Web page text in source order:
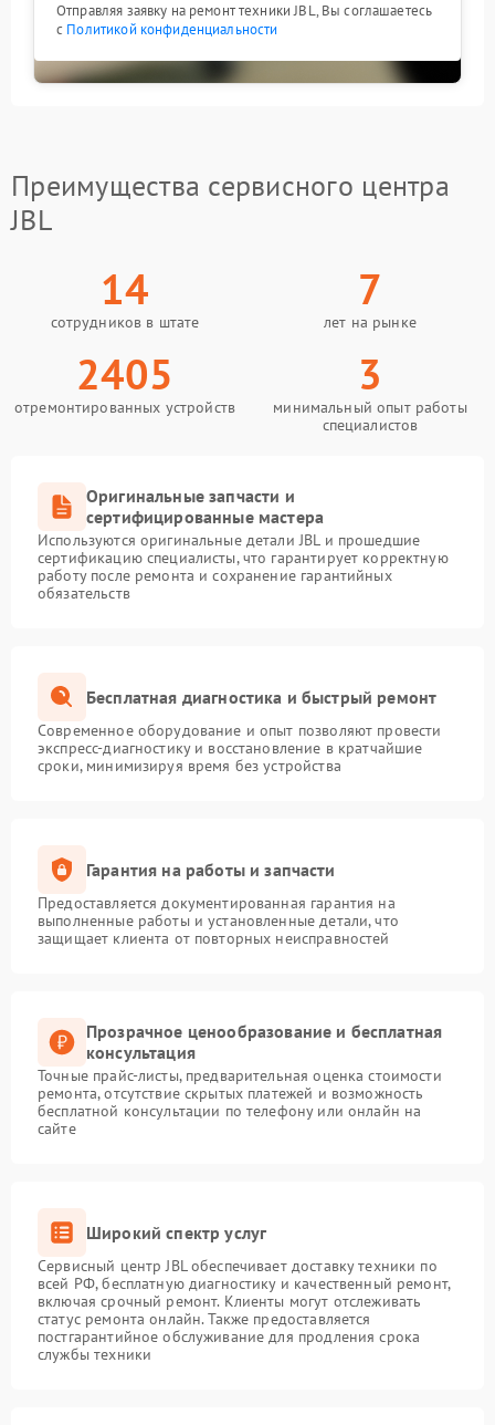
Отправляя заявку на ремонт техники JBL, Вы соглашаетесь
с Политикой конфиденциальности
Преимущества сервисного центра
JBL
14
сотрудников в штате
7
лет на рынке
2405
отремонтированных устройств
3
минимальный опыт работы
специалистов
Оригинальные запчасти и
сертифицированные мастера
Используются оригинальные детали JBL и прошедшие
сертификацию специалисты, что гарантирует корректную
работу после ремонта и сохранение гарантийных
обязательств
Бесплатная диагностика и быстрый ремонт
Современное оборудование и опыт позволяют провести
экспресс-диагностику и восстановление в кратчайшие
сроки, минимизируя время без устройства
Гарантия на работы и запчасти
Предоставляется документированная гарантия на
выполненные работы и установленные детали, что
защищает клиента от повторных неисправностей
Прозрачное ценообразование и бесплатная
консультация
Точные прайс-листы, предварительная оценка стоимости
ремонта, отсутствие скрытых платежей и возможность
бесплатной консультации по телефону или онлайн на
сайте
Широкий спектр услуг
Сервисный центр JBL обеспечивает доставку техники по
всей РФ, бесплатную диагностику и качественный ремонт,
включая срочный ремонт. Клиенты могут отслеживать
статус ремонта онлайн. Также предоставляется
постгарантийное обслуживание для продления срока
службы техники